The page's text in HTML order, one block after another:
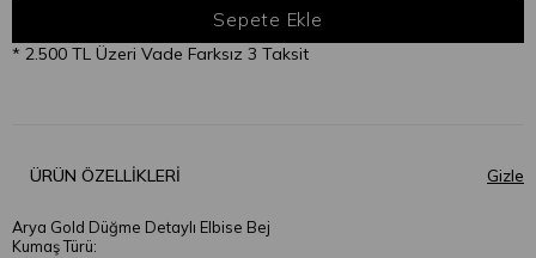
* 2.500 TL Üzeri Vade Farksız 3 Taksit
ÜRÜN ÖZELLIKLERI
Arya Gold Düğme Detaylı Elbise Bej
Kumaş Türü: